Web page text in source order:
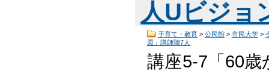
人Uビジョ
子育て・教育> 公民館> 市民大学>
図」講師陣7人
講座5-7「60歳